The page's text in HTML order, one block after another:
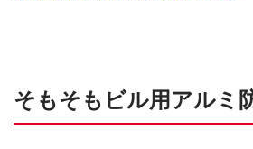
そもそもビル用アルミ